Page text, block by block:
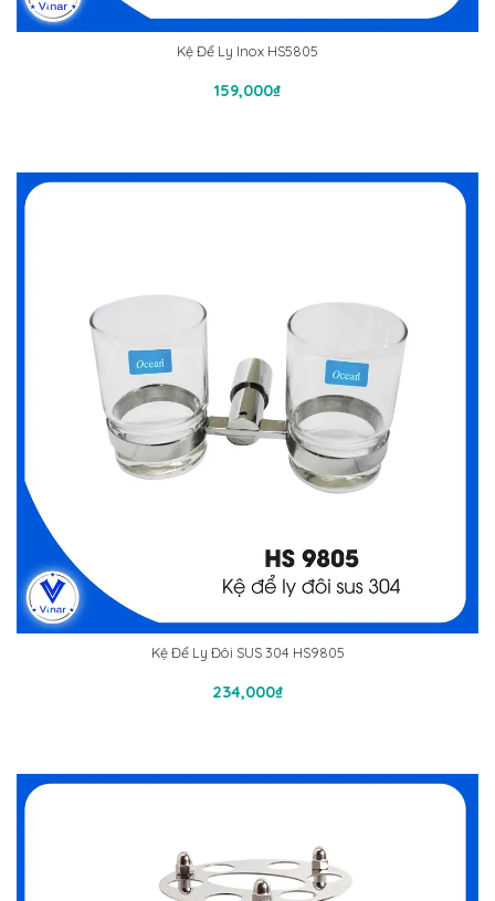
Kệ Để Ly Inox HS5805
159,000₫
Thêm Vào Giỏ Hàng
Kệ Để Ly Đôi SUS 304 HS9805
234,000₫
Thêm Vào Giỏ Hàng